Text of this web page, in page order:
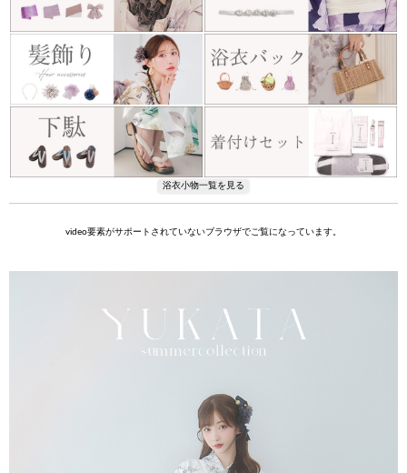
video要素がサポートされていないブラウザでご覧になっています。